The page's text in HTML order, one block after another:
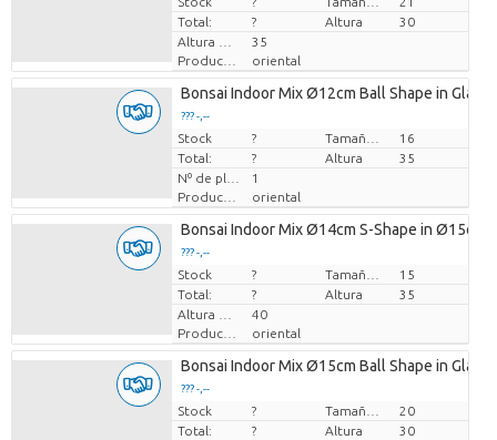
Total:
? Altura
30
35
Productor
oriental
Bonsai Indoor Mix Ø12cm Ball Shape in Glass
??? -,--
Precio por pieza
Stock ?
16
Total:
? Altura
35
1
Productor
oriental
Bonsai Indoor Mix Ø14cm S-Shape in Ø15cm
??? -,--
Precio por pieza
Stock ?
15
Total:
? Altura
35
40
Productor
oriental
Bonsai Indoor Mix Ø15cm Ball Shape in Glass
??? -,--
Precio por pieza
Stock ?
20
Total:
? Altura
30